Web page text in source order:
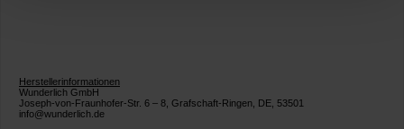
Herstellerinformationen
Wunderlich GmbH
Joseph-von-Fraunhofer-Str. 6 – 8, Grafschaft-Ringen, DE, 53501
info@wunderlich.de